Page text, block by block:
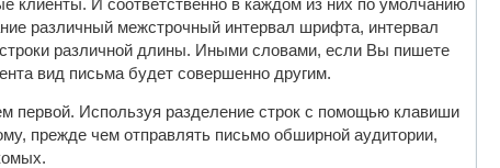
клиенты. И соответственно в каждом из них по умолчанию
различный межстрочный интервал шрифта, интервал
различной длины. Иными словами, если Вы пишете
вид письма будет совершенно другим.
первой. Используя разделение строк с помощью клавиши
прежде чем отправлять письмо обширной аудитории,